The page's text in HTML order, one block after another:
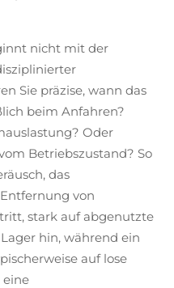
nicht mit der
Sie präzise, wann das
beim Anfahren?
Oder
Betriebszustand? So
das
von
stark auf abgenutzte
hin, während ein
auf lose
eine